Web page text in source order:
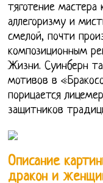
тяготение мастера
аллегоризму и
смелой, почти
композиционным
Жизни. Суинберн
мотивов в
порицается
защитников
Описание
дракон и